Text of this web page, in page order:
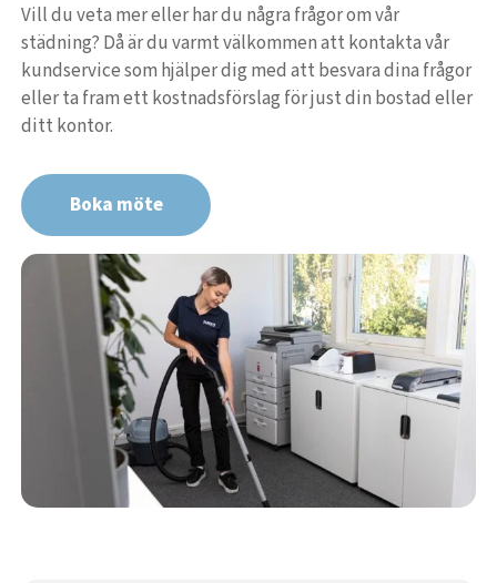
Vill du veta mer eller har du några frågor om vår
städning? Då är du varmt välkommen att kontakta vår
kundservice som hjälper dig med att besvara dina frågor
eller ta fram ett kostnadsförslag för just din bostad eller
ditt kontor.
Boka möte